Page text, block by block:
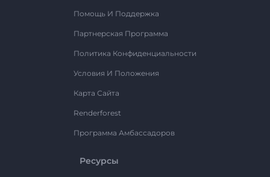
Помощь И Поддержка
Партнерская Программа
Политика Конфиденциальности
Условия И Положения
Карта Сайта
Renderforest
Программа Амбассадоров
Ресурсы